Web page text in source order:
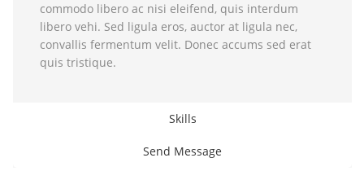
commodo libero ac nisi eleifend, quis interdum
libero vehi. Sed ligula eros, auctor at ligula nec,
convallis fermentum velit. Donec accums sed erat
quis tristique.
Skills
Send Message